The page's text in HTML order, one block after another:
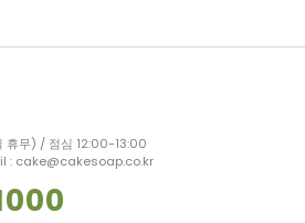
휴무) / 점심 12:00-13:00
: cake@cakesoap.co.kr